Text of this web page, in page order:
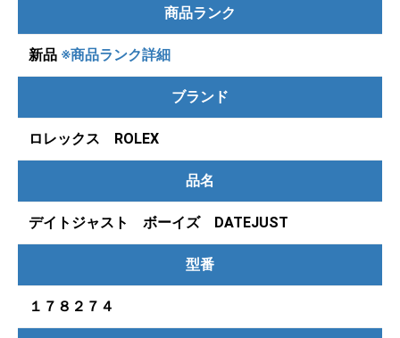
商品ランク
新品 ※商品ランク詳細
ブランド
ロレックス ROLEX
品名
デイトジャスト ボーイズ DATEJUST
型番
１７８２７４